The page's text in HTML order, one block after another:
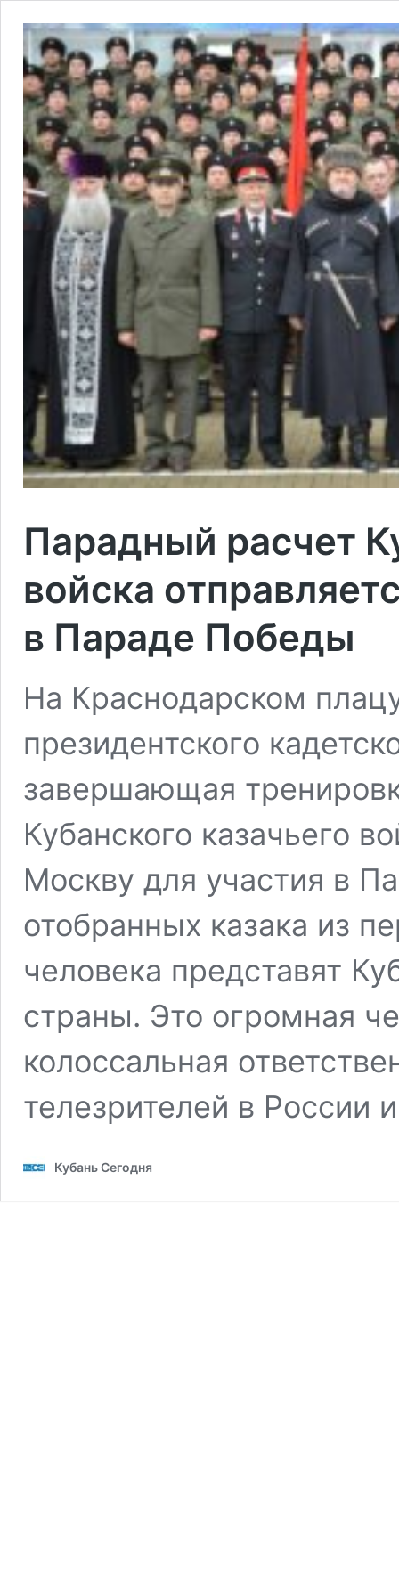
Парадный расчет
войска
в Параде Победы
На Краснодарском
президентского
завершающая
Кубанского казачьего
Москву для участия в
отобранных казака из
человека представят
страны. Это огромная
колоссальная
телезрителей в России
Кубань Сегодня